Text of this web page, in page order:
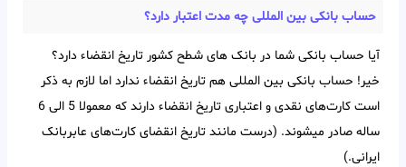
حساب بانکی بین‌ المللی چه مدت اعتبار دارد؟
آیا حساب بانکی شما در بانک های شطح کشور تاریخ انقضاء دارد؟
خیر! حساب بانکی بین‌ المللی هم تاریخ انقضاء ندارد اما لازم به ذکر
است کارت‌های نقدی و اعتباری تاریخ انقضاء دارند که معمولا 5 الی 6
ساله صادر میشوند. (درست مانند تاریخ انقضای کارت‌های عابربانک
ایرانی.)